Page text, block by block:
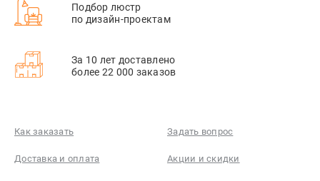
Подбор люстр
по дизайн-проектам
За 10 лет доставлено
более 22 000 заказов
Как заказать Задать вопрос
Доставка и оплата Акции и скидки